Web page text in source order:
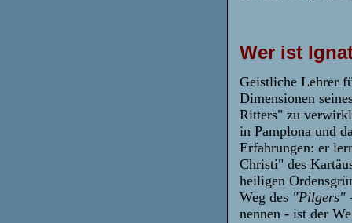
Wer ist
Geistliche Lehrer
Dimensionen
Ritters" zu
in Pamplona und
Erfahrungen: er
Christi" des
heiligen
Weg des "Pilgers"
nennen - ist der